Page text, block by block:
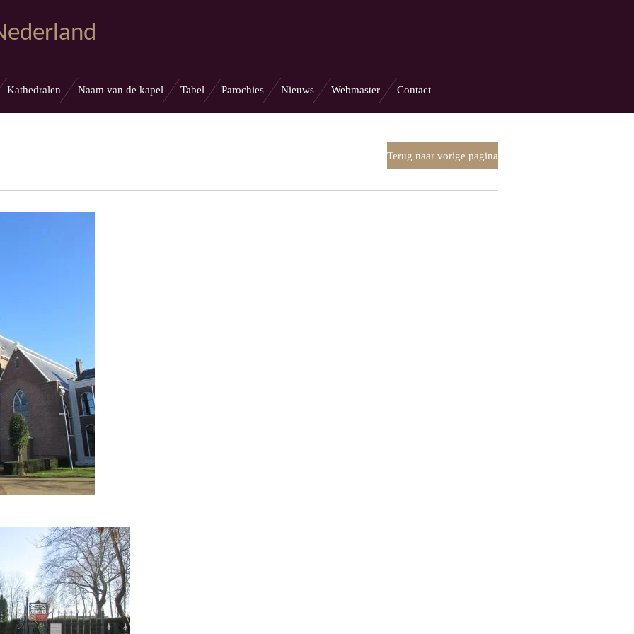
Kathedralen Naam van de kapel Tabel Parochies Nieuws Webmaster Contact
Terug naar vorige pagina